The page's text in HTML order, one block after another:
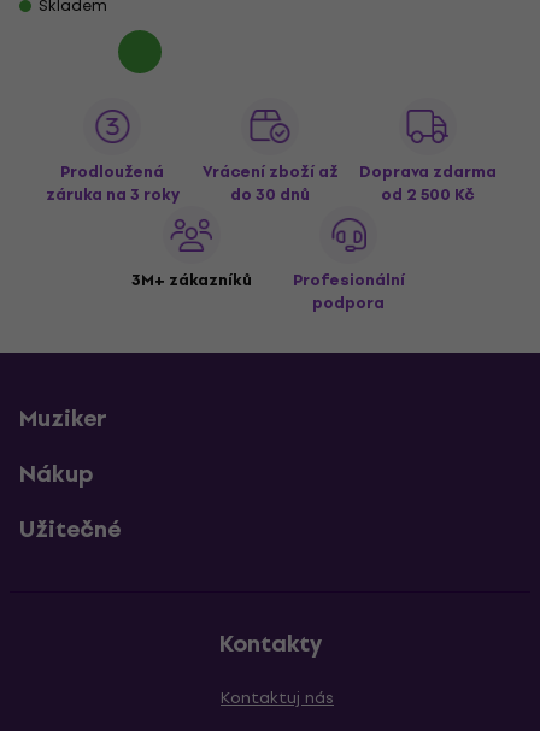
Skladem
Prodloužená
záruka na 3 roky
Vrácení zboží až
do 30 dnů
Doprava zdarma
od 2 500 Kč
3M+ zákazníků
Profesionální
podpora
Muziker
Nákup
Užitečné
Kontakty
Kontaktuj nás